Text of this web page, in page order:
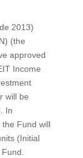
2013)
(the
approved
Income
will be
In
Fund will
(Initial